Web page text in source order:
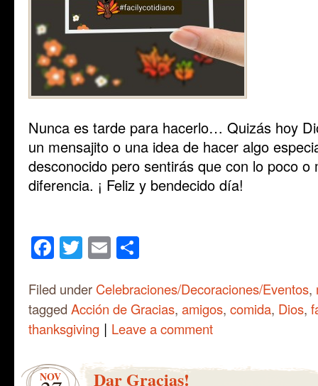
Nunca es tarde para hacerlo… Quizás hoy
un mensajito o una idea de hacer algo
desconocido pero sentirás que con lo poco o
diferencia. ¡ Feliz y bendecido día!
Facebook
Twitter
Email
Filed under Celebraciones/Decoraciones/Eventos,
tagged Acción de Gracias, amigos, comida, Dios,
thanksgiving | Leave a comment
NOV Dar Gracias!